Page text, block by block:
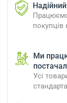
Працюємо
покупців
Ми
Усі